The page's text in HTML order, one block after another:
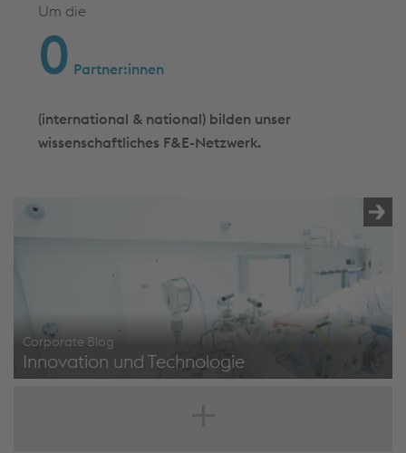
Um die
0 Partner:innen
(international & national) bilden unser
wissenschaftliches F&E-Netzwerk.
Corporate Blog
Innovation und Technologie